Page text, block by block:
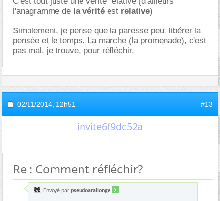
l'anagramme de la vérité est relative)
Simplement, je pense que la paresse peut libérer la
pensée et le temps. La marche (la promenade), c'est
pas mal, je trouve, pour réfléchir.
02/11/2014, 12h51 #13
invite6f9dc52a
Re : Comment réfléchir?
Envoyé par pseudoarallonge